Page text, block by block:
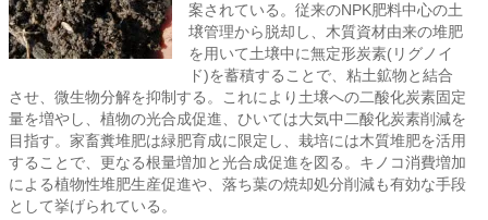
案されている。従来のNPK肥料中心の土
壌管理から脱却し、木質資材由来の堆肥
を用いて土壌中に無定形炭素(リグノイ
ド)を蓄積することで、粘土鉱物と結合
させ、微生物分解を抑制する。これにより土壌への二酸化炭素固定
量を増やし、植物の光合成促進、ひいては大気中二酸化炭素削減を
目指す。家畜糞堆肥は緑肥育成に限定し、栽培には木質堆肥を活用
することで、更なる根量増加と光合成促進を図る。キノコ消費増加
による植物性堆肥生産促進や、落ち葉の焼却処分削減も有効な手段
として挙げられている。